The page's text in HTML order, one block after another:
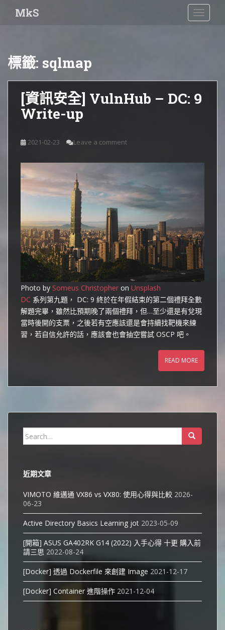
MkS
標籤: sqlmap
[資訊安全] VulnHub – DC: 9
Write-up
2021-02-23 Leave a comment
Photo by Someus Christopher on Unsplash
DC 系列第九題， DC: 9 終於在年假結束的第二個禮拜全數
解題完畢，雖然比預期晚了兩個禮拜，但…至少還是有兌現
當時後開的支票，之後若有空應該還是會持續找靶機來練
習，若自信允許的話，應該會也會抽空嘗試 OSCP 吧。
READ MORE
Search
for:
近期文章
VIMOTO 維邁通 VX86 vs VX80: 使用心得與比較 2026-
06-23
Active Directory Basics Learning jot 2023-05-09
[開箱] ASUS GA402RK G14 (2022) 入手心得 十更 購入前
請三思 2022-08-24
[Docker] 透過 Dockerfile 來創建 Image 2021-12-17
[Docker] Container 進階操作 2021-12-04